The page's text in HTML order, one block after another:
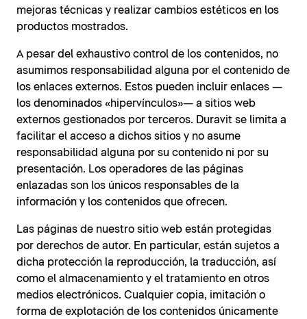
mejoras técnicas y realizar cambios estéticos en los
productos mostrados.
A pesar del exhaustivo control de los contenidos, no
asumimos responsabilidad alguna por el contenido de
los enlaces externos. Estos pueden incluir enlaces —
los denominados «hipervínculos»— a sitios web
externos gestionados por terceros. Duravit se limita a
facilitar el acceso a dichos sitios y no asume
responsabilidad alguna por su contenido ni por su
presentación. Los operadores de las páginas
enlazadas son los únicos responsables de la
información y los contenidos que ofrecen.
Las páginas de nuestro sitio web están protegidas
por derechos de autor. En particular, están sujetos a
dicha protección la reproducción, la traducción, así
como el almacenamiento y el tratamiento en otros
medios electrónicos. Cualquier copia, imitación o
forma de explotación de los contenidos únicamente